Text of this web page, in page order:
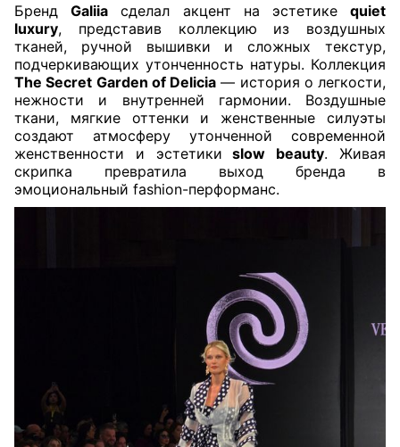
БрендGaliia сделал акцент на эстетикеquiet
luxury, представив коллекцию из воздушных
тканей, ручной вышивки и сложных текстур,
подчеркивающих утонченность натуры. Коллекция
The Secret Garden of Delicia — история о легкости,
нежности и внутренней гармонии. Воздушные
ткани, мягкие оттенки и женственные силуэты
создают атмосферу утонченной современной
женственности и эстетики slow beauty. Живая
скрипка превратила выход бренда в
эмоциональный fashion-перформанс.